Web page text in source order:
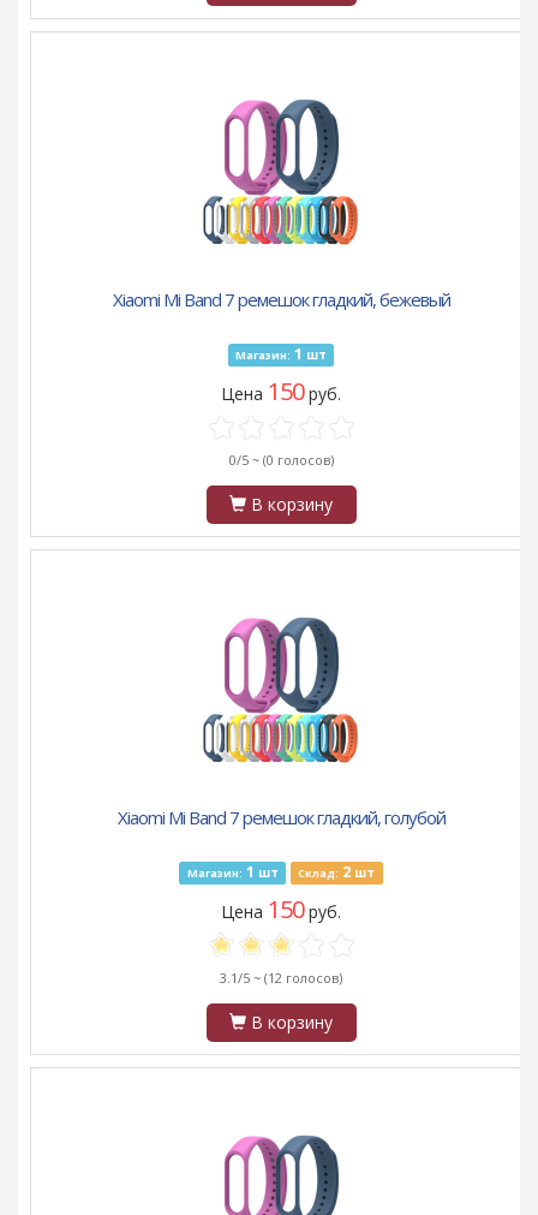
Xiaomi Mi Band 7 ремешок гладкий, бежевый
Магазин: 1 шт
Цена 150руб.
0/5 ~ (0 голосов)
В корзину
Xiaomi Mi Band 7 ремешок гладкий, голубой
Магазин: 1 шт Склад: 2 шт
Цена 150руб.
3.1/5 ~ (12 голосов)
В корзину